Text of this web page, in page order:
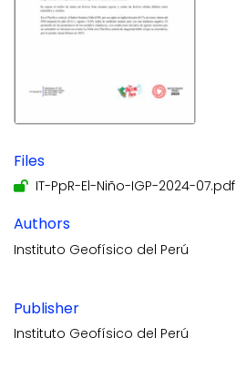
Files
IT-PpR-El-Niño-IGP-2024-07.pdf
Authors
Instituto Geofísico del Perú
Publisher
Instituto Geofísico del Perú